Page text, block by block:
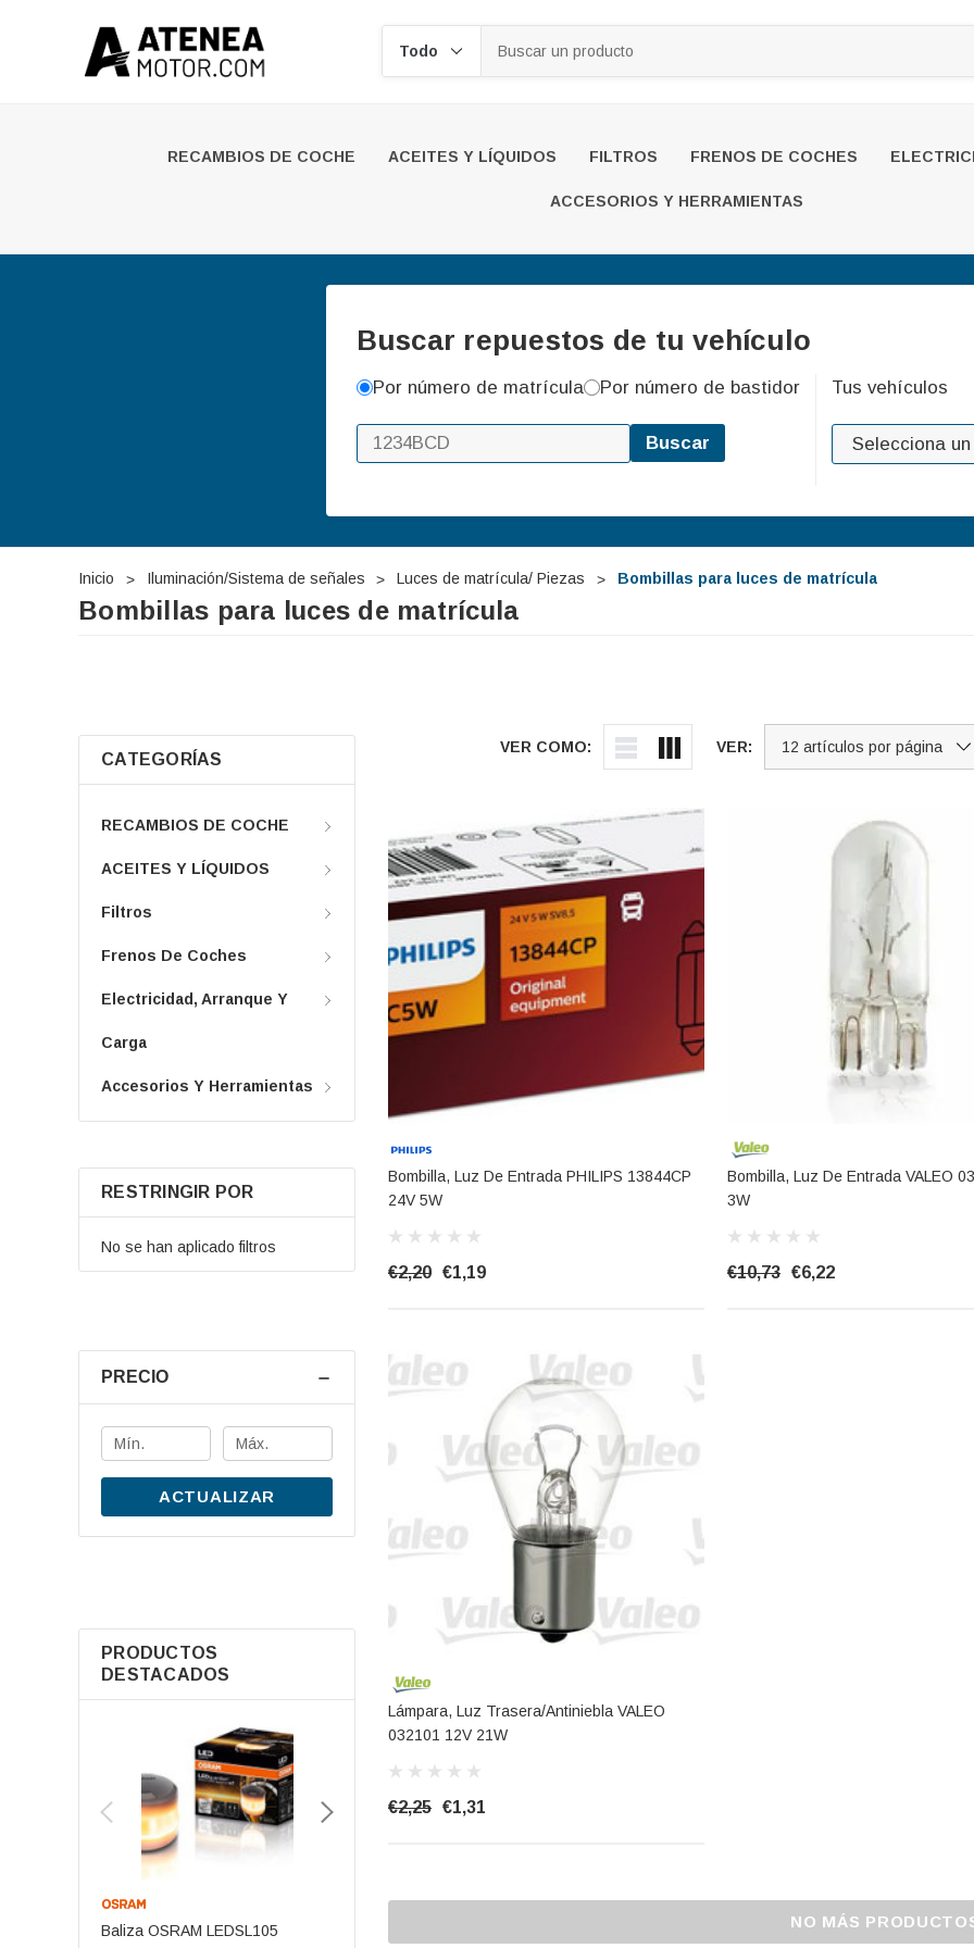
RECAMBIOS DE COCHE ACEITES Y LÍQUIDOS FILTROS FRENOS DE COCHES
ACCESORIOS Y HERRAMIENTAS
Buscar repuestos de tu vehículo
Por número de matrícula Por número de bastidor
Buscar
Tus vehículos
Inicio Iluminación/Sistema de señales Luces de matrícula/ Piezas Bombillas para luces de matrícula
Bombillas para luces de matrícula
VER COMO: VER:
CATEGORÍAS
RECAMBIOS DE COCHE
ACEITES Y LÍQUIDOS
Filtros
Frenos De Coches
Electricidad, Arranque Y
Carga
Accesorios Y Herramientas
RESTRINGIR POR
No se han aplicado filtros
PRECIO
ACTUALIZAR
PRODUCTOS
DESTACADOS
Baliza OSRAM LEDSL105
Bombilla, Luz De Entrada PHILIPS 13844CP
24V 5W
€2,20 €1,19
Bombilla, Luz De Entrada VALEO
3W
€10,73 €6,22
Lámpara, Luz Trasera/antiniebla VALEO
032101 12V 21W
€2,25 €1,31
NO MÁS